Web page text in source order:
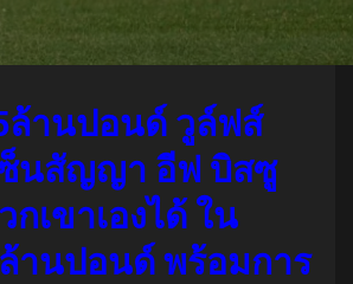
ล้านปอนด์ วูล์ฟส์
ซ็นสัญญา อีฟ บิสซู
เขาเองได้ ใน
านปอนด์ พร้อมการ